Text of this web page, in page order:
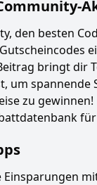
den besten
bringt dir
um spannende
zu